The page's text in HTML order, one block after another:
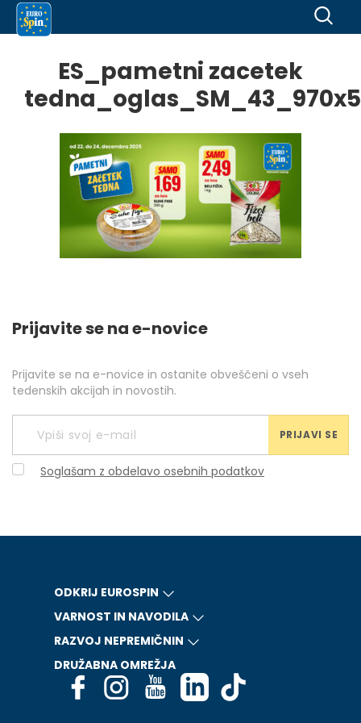
ES_pametni zacetek
Prijavite se na e-novice
Prijavite se na e-novice in ostanite obveščeni o vseh
tedenskih akcijah in novostih.
PRIJAVI SE
Soglašam z obdelavo osebnih podatkov
ODKRIJ EUROSPIN
VARNOST IN NAVODILA
RAZVOJ NEPREMIČNIN
DRUŽABNA OMREŽJA